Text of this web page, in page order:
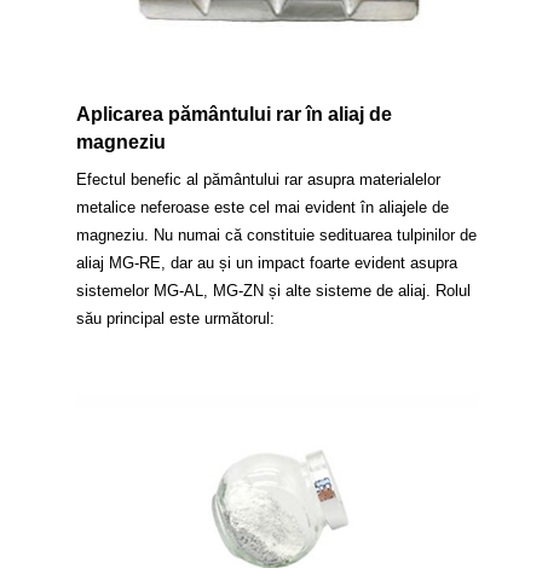
Aplicarea pământului rar în aliaj de
magneziu
Efectul benefic al pământului rar asupra materialelor
metalice neferoase este cel mai evident în aliajele de
magneziu. Nu numai că constituie sedituarea tulpinilor de
aliaj MG-RE, dar au și un impact foarte evident asupra
sistemelor MG-AL, MG-ZN și alte sisteme de aliaj. Rolul
său principal este următorul: